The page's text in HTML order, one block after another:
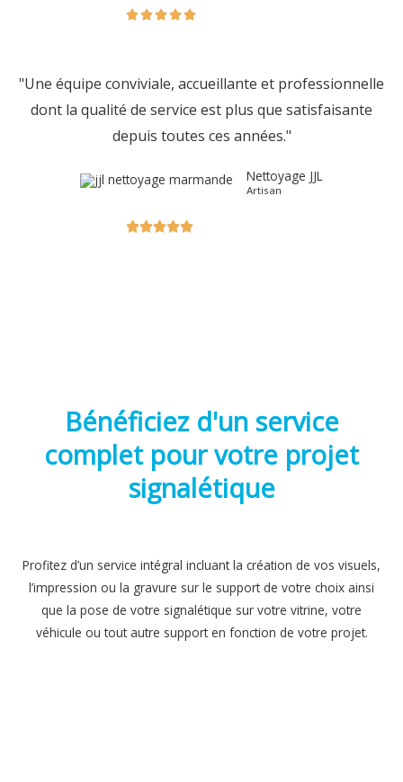

"Une équipe conviviale, accueillante et professionnelle
dont la qualité de service est plus que satisfaisante
depuis toutes ces années."
Nettoyage JJL
Artisan

Bénéficiez d'un service
complet pour votre projet
signalétique
Profitez d’un service intégral incluant la création de vos visuels,
l’impression ou la gravure sur le support de votre choix ainsi
que la pose de votre signalétique sur votre vitrine, votre
véhicule ou tout autre support en fonction de votre projet.